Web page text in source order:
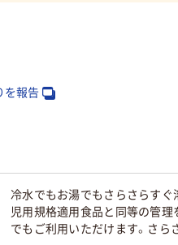
を報告
冷水でもお湯でもさらさらす
児用規格適用食品と同等の管理
でもご利用いただけます。さら